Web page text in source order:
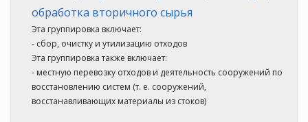
обработка вторичного сырья
Эта группировка включает:
- сбор, очистку и утилизацию отходов
Эта группировка также включает:
- местную перевозку отходов и деятельность сооружений по
восстановлению систем (т. е. сооружений,
восстанавливающих материалы из стоков)